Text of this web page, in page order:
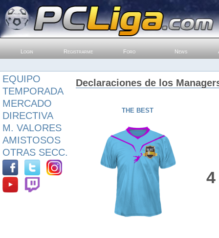
Login Registrarme Foro News
EQUIPO
TEMPORADA
MERCADO
DIRECTIVA
M. VALORES
AMISTOSOS
OTRAS SECC.
Declaraciones de los
THE BEST
4